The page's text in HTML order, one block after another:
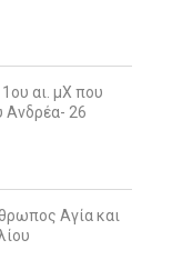
αι. μΧ που
Ανδρέα- 26
Αγία και